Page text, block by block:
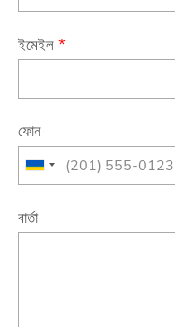
ইমেইল *
ফোন
বার্তা